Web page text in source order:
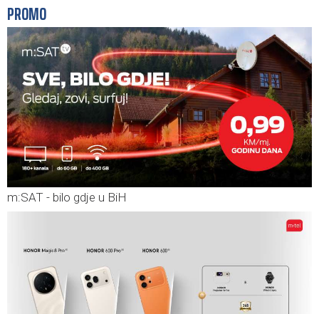
PROMO
m:SAT - bilo gdje u BiH